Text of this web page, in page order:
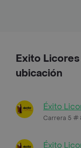
Exito
ubicación
Éxito
Carrera 5 #
Éxito